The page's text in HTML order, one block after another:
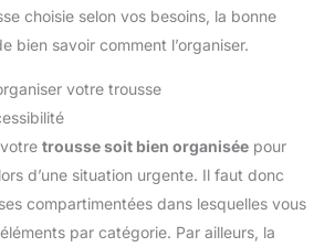
où sécurité, ordre et disponibilité rapide du
kit gadget: Pensée pour une utilisation réelle,
nécessaires pour les premiers soins.
choisie selon vos besoins, la bonne
bien savoir comment l’organiser.
votre trousse
trousse soit bien organisée pour
d’une situation urgente. Il faut donc
compartimentées dans lesquelles vous
par catégorie. Par ailleurs, la